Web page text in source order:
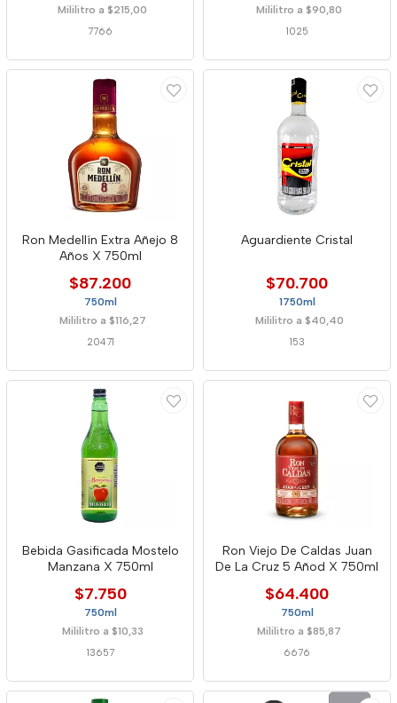
Mililitro a $215,00
7766
Mililitro a $90,80
1025
Ron Medellín Extra Añejo 8
Años X 750ml
$87.200
750ml
Mililitro a $116,27
20471
Aguardiente Cristal
$70.700
1750ml
Mililitro a $40,40
153
Bebida Gasificada Mostelo
Manzana X 750ml
$7.750
750ml
Mililitro a $10,33
13657
Ron Viejo De Caldas Juan
De La Cruz 5 Añod X 750ml
$64.400
750ml
Mililitro a $85,87
6676